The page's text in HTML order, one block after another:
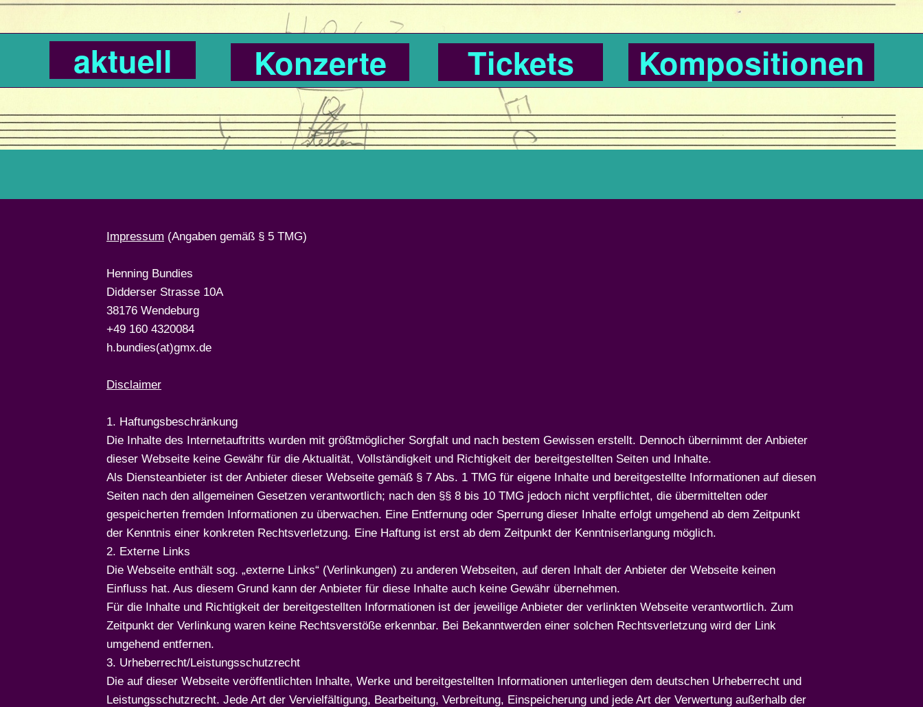
aktuell Konzerte Tickets Kompositionen
Impressum (Angaben gemäß § 5 TMG)
Henning Bundies
Didderser Strasse 10A
38176 Wendeburg
+49 160 4320084
h.bundies(at)gmx.de
Disclaimer
1. Haftungsbeschränkung
Die Inhalte des Internetauftritts wurden mit größtmöglicher Sorgfalt und nach bestem Gewissen erstellt. Dennoch übernimmt der Anbieter
dieser Webseite keine Gewähr für die Aktualität, Vollständigkeit und Richtigkeit der bereitgestellten Seiten und Inhalte.
Als Diensteanbieter ist der Anbieter dieser Webseite gemäß § 7 Abs. 1 TMG für eigene Inhalte und bereitgestellte Informationen auf diesen
Seiten nach den allgemeinen Gesetzen verantwortlich; nach den §§ 8 bis 10 TMG jedoch nicht verpflichtet, die übermittelten oder
gespeicherten fremden Informationen zu überwachen. Eine Entfernung oder Sperrung dieser Inhalte erfolgt umgehend ab dem Zeitpunkt
der Kenntnis einer konkreten Rechtsverletzung. Eine Haftung ist erst ab dem Zeitpunkt der Kenntniserlangung möglich.
2. Externe Links
Die Webseite enthält sog. „externe Links“ (Verlinkungen) zu anderen Webseiten, auf deren Inhalt der Anbieter der Webseite keinen
Einfluss hat. Aus diesem Grund kann der Anbieter für diese Inhalte auch keine Gewähr übernehmen.
Für die Inhalte und Richtigkeit der bereitgestellten Informationen ist der jeweilige Anbieter der verlinkten Webseite verantwortlich. Zum
Zeitpunkt der Verlinkung waren keine Rechtsverstöße erkennbar. Bei Bekanntwerden einer solchen Rechtsverletzung wird der Link
umgehend entfernen.
3. Urheberrecht/Leistungsschutzrecht
Die auf dieser Webseite veröffentlichten Inhalte, Werke und bereitgestellten Informationen unterliegen dem deutschen Urheberrecht und
Leistungsschutzrecht. Jede Art der Vervielfältigung, Bearbeitung, Verbreitung, Einspeicherung und jede Art der Verwertung außerhalb der